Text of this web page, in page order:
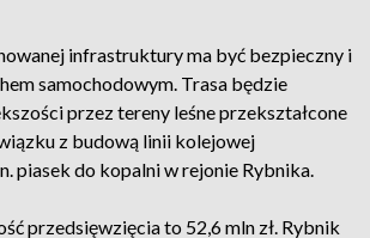
infrastruktury ma być bezpieczny i
samochodowym. Trasa będzie
przez tereny leśne przekształcone
z budową linii kolejowej
piasek do kopalni w rejonie Rybnika.
przedsięwzięcia to 52,6 mln zł. Rybnik